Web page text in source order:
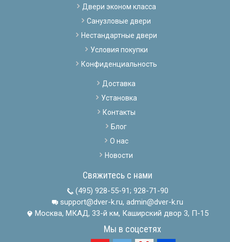
Двери эконом класса
Санузловые двери
Нестандартные двери
Условия покупки
Конфиденциальность
Доставка
Установка
Контакты
Блог
О нас
Новости
Свяжитесь с нами
(495) 928-55-91; 928-71-90
support@dver-k.ru, admin@dver-k.ru
Москва, МКАД, 33-й км, Каширский двор 3, П-15
Мы в соцсетях